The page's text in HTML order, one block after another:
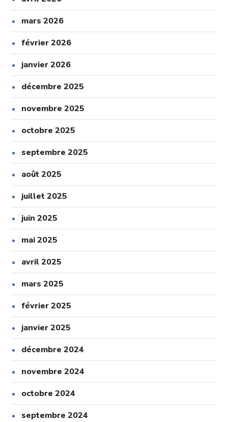
mars 2026
février 2026
janvier 2026
décembre 2025
novembre 2025
octobre 2025
septembre 2025
août 2025
juillet 2025
juin 2025
mai 2025
avril 2025
mars 2025
février 2025
janvier 2025
décembre 2024
novembre 2024
octobre 2024
septembre 2024